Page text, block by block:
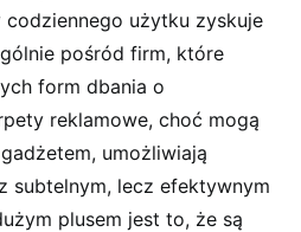
użytku zyskuje
pośród firm, które
form dbania o
reklamowe, choć mogą
umożliwiają
subtelnym, lecz efektywnym
plusem jest to, że są